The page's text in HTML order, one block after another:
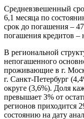
Средневзвешенный
6,1 месяца по
срок до погашения –
погашения кредитов –
В региональной
непогашенного
проживающие в г.
г. Санкт-Петербург
округе (3,6%). Доля
превышает 3% от
регионов приходится
состоянию на дату